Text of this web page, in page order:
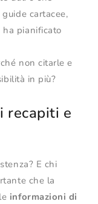
cartacee,
ha pianificato
non citarle e
in più?
recapiti e
E chi
che la
informazioni di